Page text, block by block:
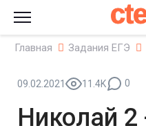
Главная Задания ЕГЭ
09.02.2021 11.4K 0
Николай 2